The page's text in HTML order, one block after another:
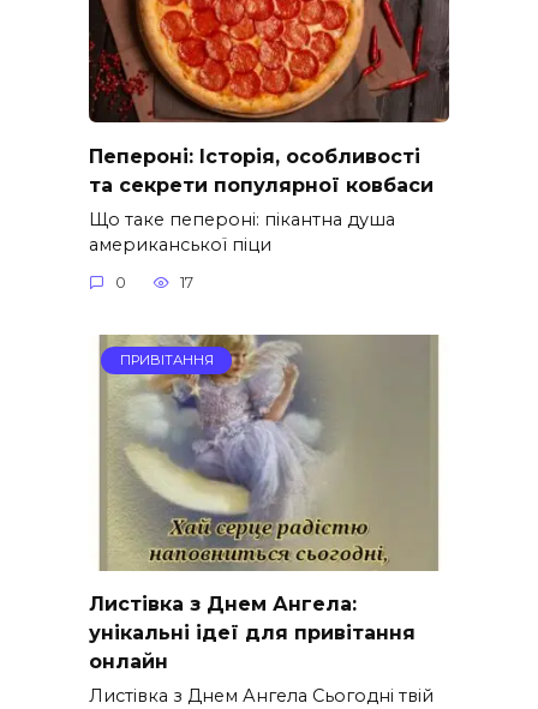
Пепероні: Історія, особливості
та секрети популярної ковбаси
Що таке пепероні: пікантна душа
американської піци
0 17
ПРИВІТАННЯ
Листівка з Днем Ангела:
унікальні ідеї для привітання
онлайн
Листівка з Днем Ангела Сьогодні твій